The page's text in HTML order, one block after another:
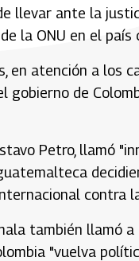
llevar ante la
la ONU en el país
en atención a los
gobierno de
Petro, llamó
contra
también llamó
"vuelva